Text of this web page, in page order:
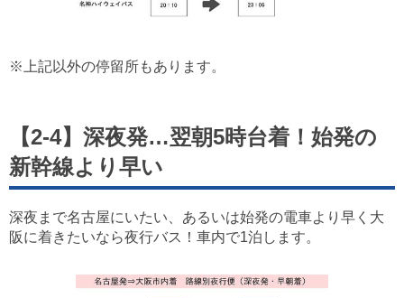
※上記以外の停留所もあります。
【2-4】深夜発…翌朝5時台着！始発の
新幹線より早い
深夜まで名古屋にいたい、あるいは始発の電車より早く大
阪に着きたいなら夜行バス！車内で1泊します。